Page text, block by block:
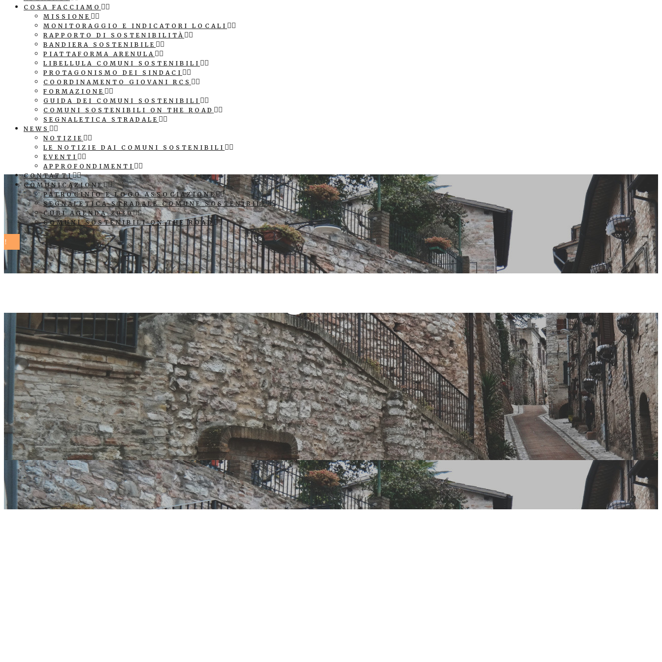
COSA FACCIAMO
MISSIONE
MONITORAGGIO E INDICATORI LOCALI
RAPPORTO DI SOSTENIBILITÀ
BANDIERA SOSTENIBILE
PIATTAFORMA ARENULA
LIBELLULA COMUNI SOSTENIBILI
PROTAGONISMO DEI SINDACI
COORDINAMENTO GIOVANI RCS
FORMAZIONE
GUIDA DEI COMUNI SOSTENIBILI
COMUNI SOSTENIBILI ON THE ROAD
SEGNALETICA STRADALE
NEWS
NOTIZIE
LE NOTIZIE DAI COMUNI SOSTENIBILI
EVENTI
APPROFONDIMENTI
CONTATTI
COMUNICAZIONE
PATROCINIO E LOGO ASSOCIAZIONE
SEGNALETICA STRADALE COMUNE SOSTENIBILE
CUBI AGENDA 2030
COMUNI SOSTENIBILI ON THE ROAD